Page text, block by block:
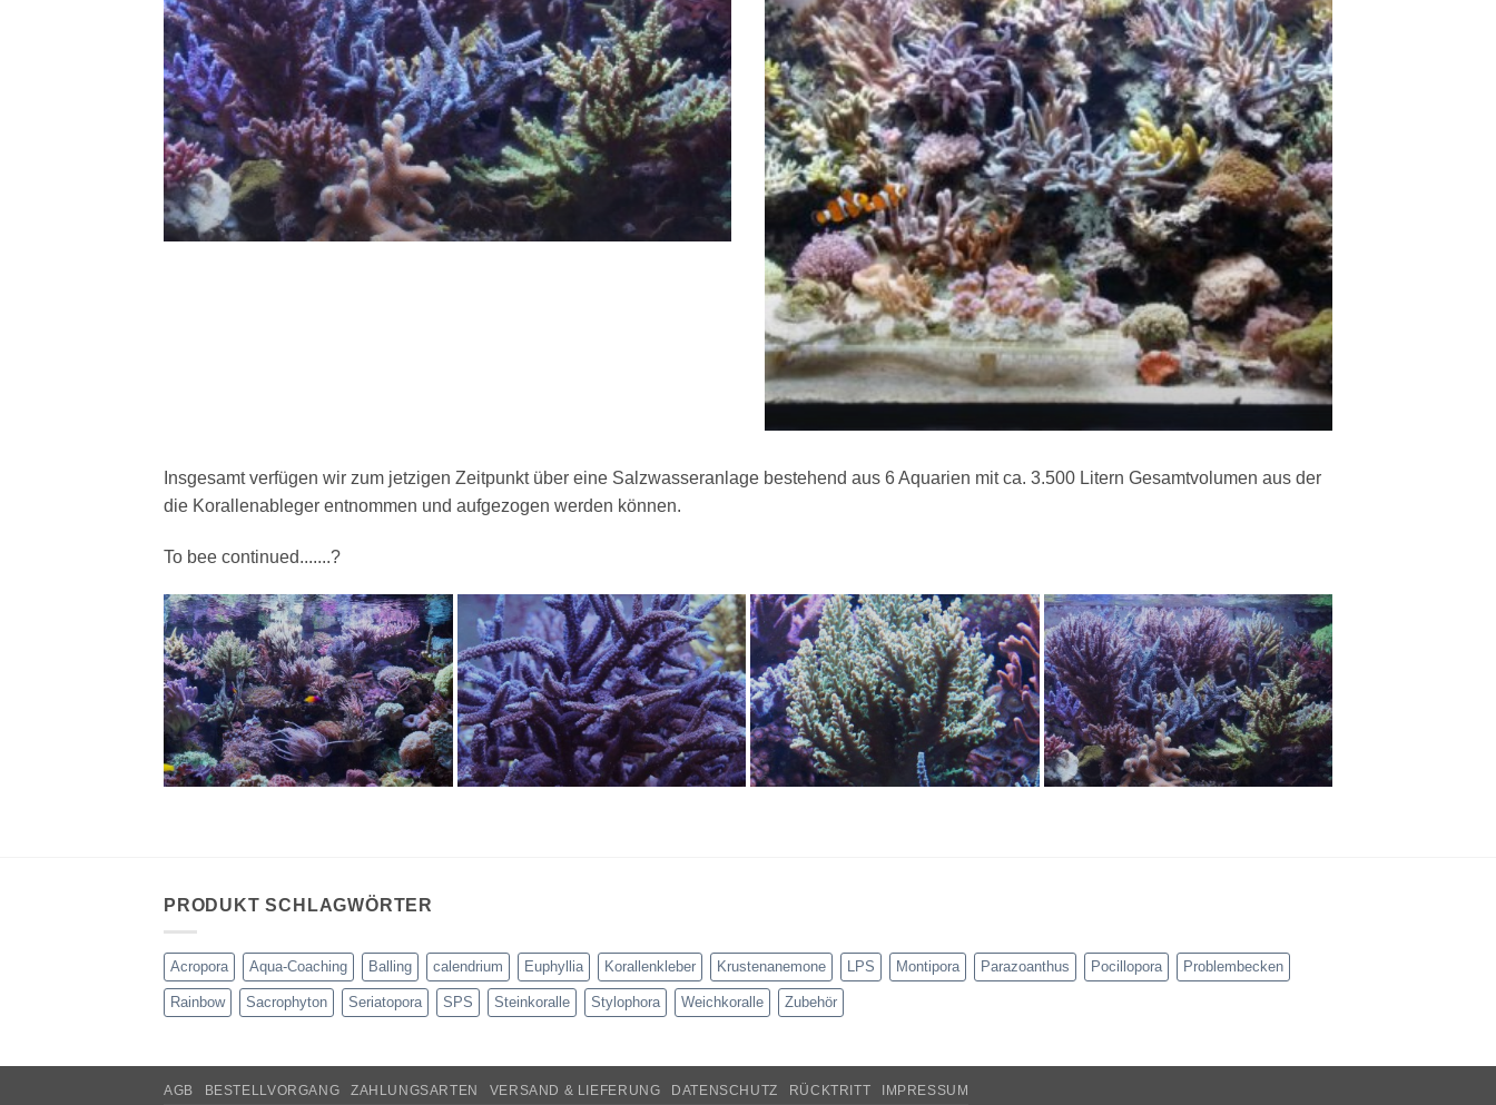
Insgesamt verfügen wir zum jetzigen Zeitpunkt über eine Salzwasseranlage bestehend aus 6 Aquarien mit ca. 3.500 Litern Gesamtvolumen aus der
die Korallenableger entnommen und aufgezogen werden können.
To bee continued.......?
PRODUKT SCHLAGWÖRTER
Acropora Aqua-Coaching Balling calendrium Euphyllia Korallenkleber Krustenanemone LPS Montipora Parazoanthus Pocillopora Problembecken
Rainbow Sacrophyton Seriatopora SPS Steinkoralle Stylophora Weichkoralle Zubehör
AGB BESTELLVORGANG ZAHLUNGSARTEN VERSAND & LIEFERUNG DATENSCHUTZ RÜCKTRITT IMPRESSUM